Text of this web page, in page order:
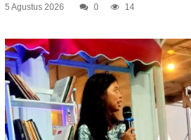
5 Agustus 2026 0 14